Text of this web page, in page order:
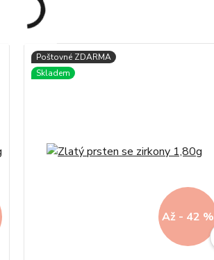
Až - 42 %